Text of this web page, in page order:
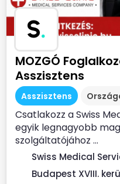
S.
MOZGÓ
Asszisztens
Asszisztens
Csatlakozz a Swiss
egyik legnagyobb
szolgáltatójához ...
Swiss Medical
Budapest XVIII.